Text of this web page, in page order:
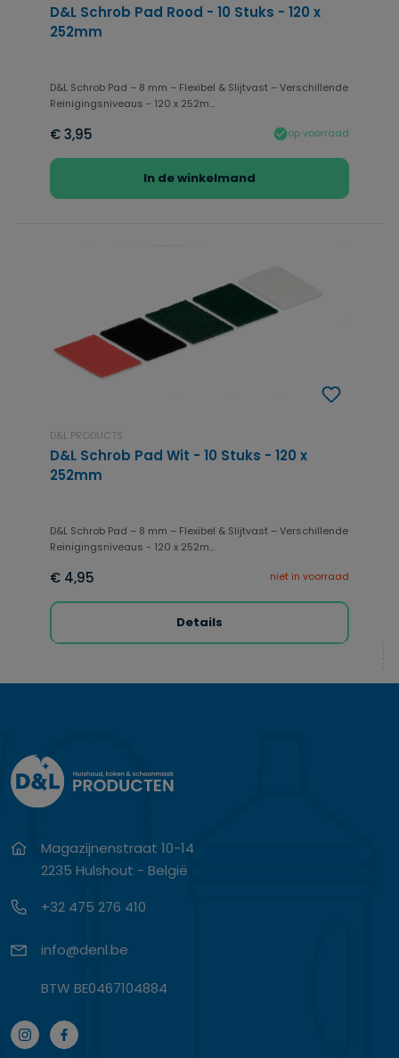
D&L Schrob Pad Rood - 10 Stuks - 120 x
252mm
D&L Schrob Pad – 8 mm – Flexibel & Slijtvast – Verschillende
Reinigingsniveaus - 120 x 252m...
€ 3,95 op voorraad
In de winkelmand
D&L PRODUCTS
D&L Schrob Pad Wit - 10 Stuks - 120 x
252mm
D&L Schrob Pad – 8 mm – Flexibel & Slijtvast – Verschillende
Reinigingsniveaus - 120 x 252m...
€ 4,95 niet in voorraad
Details
Magazijnenstraat 10-14
2235 Hulshout - België
+32 475 276 410
info@denl.be
BTW BE0467104884